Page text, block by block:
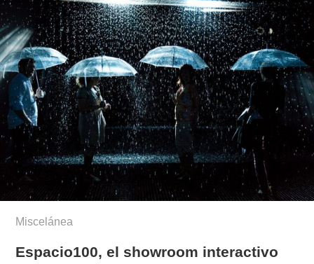
Miscelánea
Espacio100, el showroom interactivo